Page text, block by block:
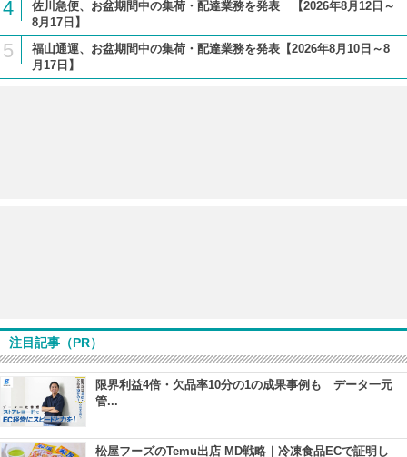
4
佐川急便、お盆期間中の集荷・配達業務を発表 【2026年8月12日～
8月17日】
5
福山通運、お盆期間中の集荷・配達業務を発表【2026年8月10日～8
月17日】
注目記事（PR）
限界利益4倍・欠品率10分の1の成果事例も データ一元
管...
松屋フーズのTemu出店 MD戦略｜冷凍食品ECで証明し